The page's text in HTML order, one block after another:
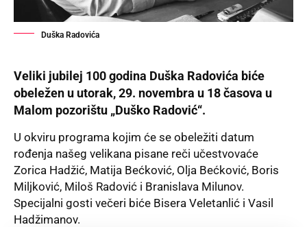
Duška Radovića
Veliki jubilej 100 godina Duška Radovića biće
obeležen u utorak, 29. novembra u 18 časova u
Malom pozorištu „Duško Radović“.
U okviru programa kojim će se obeležiti datum
rođenja našeg velikana pisane reči učestvovaće
Zorica Hadžić, Matija Bećković, Olja Bećković, Boris
Miljković, Miloš Radović i Branislava Milunov.
Specijalni gosti večeri biće Bisera Veletanlić i Vasil
Hadžimanov.